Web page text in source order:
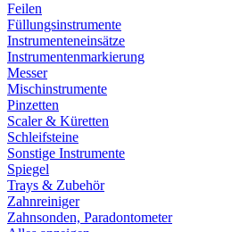
Feilen
Füllungsinstrumente
Instrumenteneinsätze
Instrumentenmarkierung
Messer
Mischinstrumente
Pinzetten
Scaler & Küretten
Schleifsteine
Sonstige Instrumente
Spiegel
Trays & Zubehör
Zahnreiniger
Zahnsonden, Paradontometer